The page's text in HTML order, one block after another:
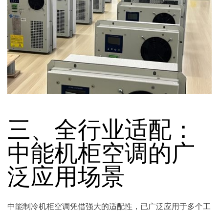
三、全行业适配：
中能机柜空调的广
泛应用场景
中能制冷机柜空调凭借强大的适配性，已广泛应用于多个工